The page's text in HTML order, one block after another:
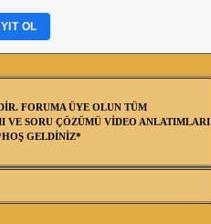
FORUMA ÜYE OLUN TÜM
VE SORU ÇÖZÜMÜ VİDEO ANLATIMLARI
GELDİNİZ*
OL